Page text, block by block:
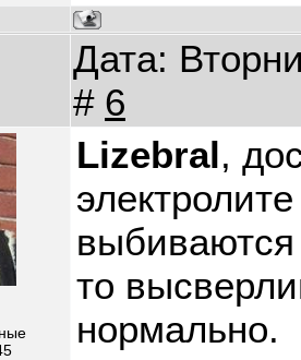
Дата:
# 6
Lizebral,
то
нормально.